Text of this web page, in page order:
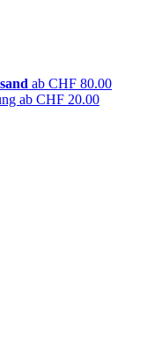
ab CHF 80.00
ab CHF 20.00